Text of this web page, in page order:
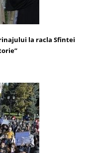
la racla Sfintei